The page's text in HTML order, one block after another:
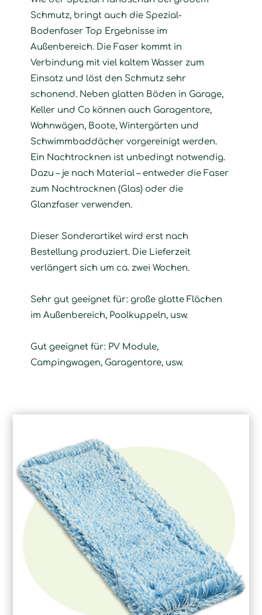
Schmutz, bringt auch die Spezial-
Bodenfaser Top Ergebnisse im
Außenbereich. Die Faser kommt in
Verbindung mit viel kaltem Wasser zum
Einsatz und löst den Schmutz sehr
schonend. Neben glatten Böden in Garage,
Keller und Co können auch Garagentore,
Wohnwägen, Boote, Wintergärten und
Schwimmbaddächer vorgereinigt werden.
Ein Nachtrocknen ist unbedingt notwendig.
Dazu – je nach Material – entweder die Faser
zum Nachtrocknen (Glas) oder die
Glanzfaser verwenden.
Dieser Sonderartikel wird erst nach
Bestellung produziert. Die Lieferzeit
verlängert sich um ca. zwei Wochen.
Sehr gut geeignet für: große glatte Flächen
im Außenbereich, Poolkuppeln, usw.
Gut geeignet für: PV Module,
Campingwagen, Garagentore, usw.